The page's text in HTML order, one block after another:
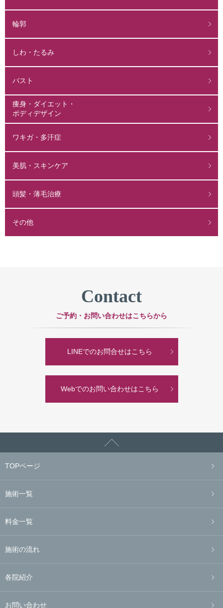
輪郭
しわ・たるみ
バスト
痩身・ダイエット・
ボディデザイン
ワキガ・多汗症
美肌・スキンケア
頭髪・薄毛治療
その他
Contact
ご予約・お問い合わせはこちらから
LINEでのお問合せはこちら
Webでのお問い合わせはこちら
TOPページ
施術一覧
料金一覧
施術の流れ
各院紹介
お問い合わせ